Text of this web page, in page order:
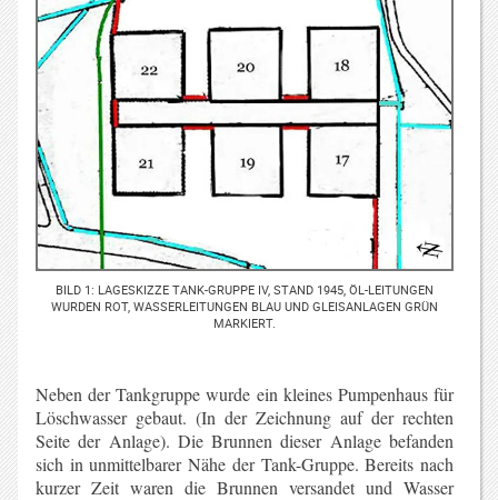
BILD 1: LAGESKIZZE TANK-GRUPPE IV, STAND 1945, ÖL-LEITUNGEN
WURDEN ROT, WASSERLEITUNGEN BLAU UND GLEISANLAGEN GRÜN
MARKIERT.
Neben der Tankgruppe wurde ein kleines Pumpenhaus für
Löschwasser gebaut. (In der Zeichnung auf der rechten
Seite der Anlage). Die Brunnen dieser Anlage befanden
sich in unmittelbarer Nähe der Tank-Gruppe. Bereits nach
kurzer Zeit waren die Brunnen versandet und Wasser